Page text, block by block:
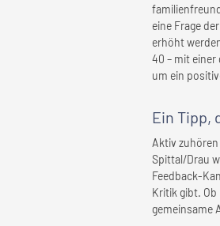
eine Frage
erhöht
40 – mit
um ein
Ein Tipp,
Aktiv
Spittal/Drau
Feedback-
Kritik gibt.
gemeinsame